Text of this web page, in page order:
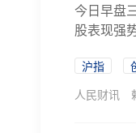
今日早盘
股表现强
沪指
人民财讯